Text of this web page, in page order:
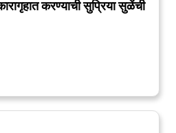
करण्याची सुप्रिया सुळेंची